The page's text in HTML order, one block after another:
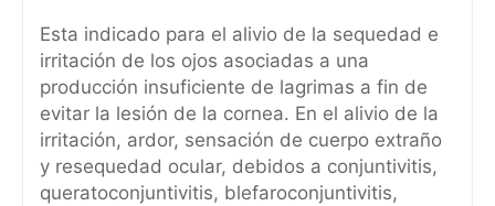
Esta indicado para el alivio de la sequedad e
irritación de los ojos asociadas a una
producción insuficiente de lagrimas a fin de
evitar la lesión de la cornea. En el alivio de la
irritación, ardor, sensación de cuerpo extraño
y resequedad ocular, debidos a conjuntivitis,
queratoconjuntivitis, blefaroconjuntivitis,